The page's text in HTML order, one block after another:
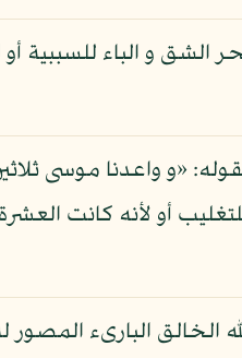
و الباء للسببية أو
«و واعدنا موسى
فيها أربعين ليلة إما للتغليب أو
الخالق البارىء